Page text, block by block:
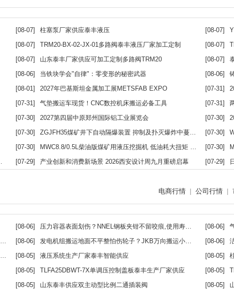
[08-07] 柱塞泵厂家供应泰丰液压 [08-07]
[08-07] TRM20-BX-02-JX-01多路阀泰丰液压厂家加工定制 [08-07]
[08-07] 山东泰丰厂家供应可加工定制多路阀TRM20 [08-07]
[08-06] 当铁块学会"自律"：零变形的秘密武器 [08-06]
[08-01] 2027年巴基斯坦金属加工展METSFAB EXPO [07-31]
[07-31] 气垫搬运车现货！CNC数控机床搬运必备工具 [07-31]
[07-30] 2027第四届中原郑州国际铝工业展览会 [07-30]
[07-30] ZGJFH35煤矿井下自动隔爆装置 抑制及扑灭爆炸中蔓延的火焰 [07-30]
[07-30] MWC8.8/0.5L柴油版煤矿用液压挖掘机 低油耗大扭矩 动力强劲工效高 [07-30]
[07-29] 产业创新和消费新场景 2026西安设计周九月重磅启幕 [07-29]
电商行情 | 公司行情 |
[08-06] 压力容器表面划伤？NNEL钢板夹钳不留咬痕,使用寿命10年 [08-06]
[08-06] 发电机组搬运地面不平整怕伤轮子？JKB万向搬运小坦克 [08-06]
[08-05] 液压系统生产厂家泰丰智能供应 [08-05]
[08-05] TLFA25DBWT-7X单调压控制盖板泰丰生产厂家供应 [08-05]
[08-05] 山东泰丰供应双主动型比例二通插装阀 [08-05]